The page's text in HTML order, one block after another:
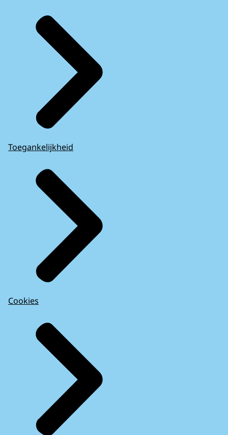
Toegankelijkheid
Cookies